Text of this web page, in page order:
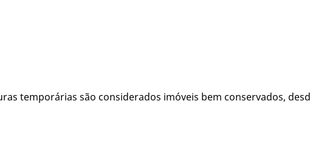
temporárias são considerados imóveis bem conservados,